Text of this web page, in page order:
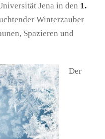
Jena in den 1.
Winterzauber
Spazieren und
Der